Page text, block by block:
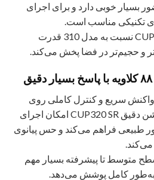
بسیار خوبی دارد و برای اجرای
تکنیکی مناسب است.
سیستم بلندگوی داخلی CUP320 نسبت به مدل 310 قدرت
و حجیم‌تر در فضا پخش می‌کند.
واکنش سریع و کنترل کاملی روی
شدت اجرا تجربه می‌کند. اکشن دقیق CUP320 SR امکان اجرای
طبیعی فراهم می‌کند و حس پیانوی
متوسط تا پیشرفته بسیار مهم